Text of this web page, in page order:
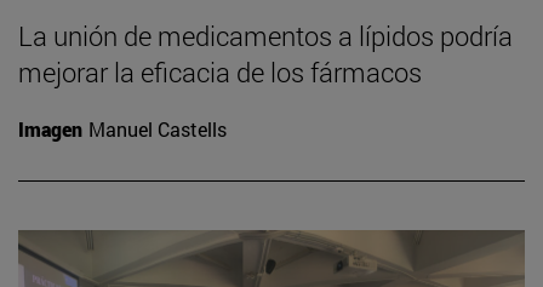
La unión de medicamentos a lípidos podría
mejorar la eficacia de los fármacos
Imagen Manuel Castells